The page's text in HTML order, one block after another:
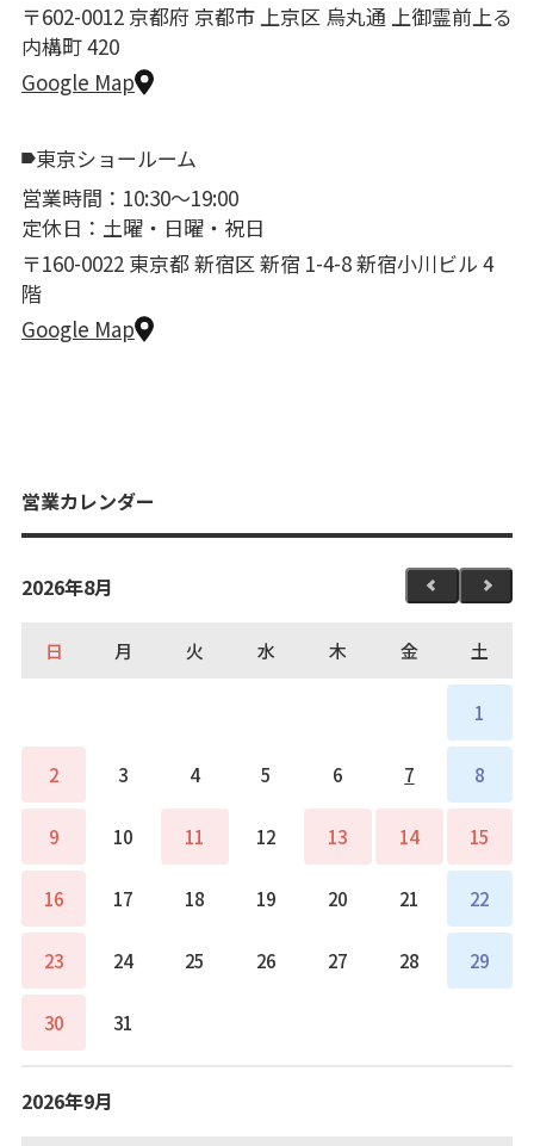
〒602-0012 京都府 京都市 上京区 烏丸通 上御霊前上る
内構町 420
Google Map
東京ショールーム
営業時間：10:30〜19:00
定休日：土曜・日曜・祝日
〒160-0022 東京都 新宿区 新宿 1-4-8 新宿小川ビル 4
階
Google Map
営業カレンダー
2026年8月
日 月 火 水 木 金 土
1
2 3 4 5 6 7 8
9 10 11 12 13 14 15
16 17 18 19 20 21 22
23 24 25 26 27 28 29
30 31
2026年9月